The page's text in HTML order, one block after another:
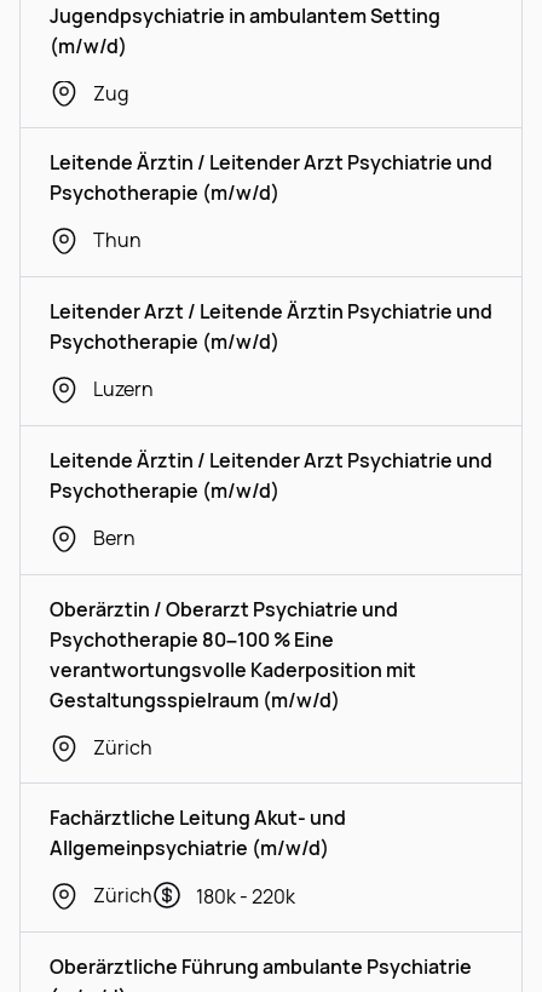
Jugendpsychiatrie in ambulantem Setting
(m/w/d)
Zug
Leitende Ärztin / Leitender Arzt Psychiatrie und
Psychotherapie (m/w/d)
Thun
Leitender Arzt / Leitende Ärztin Psychiatrie und
Psychotherapie (m/w/d)
Luzern
Leitende Ärztin / Leitender Arzt Psychiatrie und
Psychotherapie (m/w/d)
Bern
Oberärztin / Oberarzt Psychiatrie und
Psychotherapie 80–100 % Eine
verantwortungsvolle Kaderposition mit
Gestaltungsspielraum (m/w/d)
Zürich
Fachärztliche Leitung Akut- und
Allgemeinpsychiatrie (m/w/d)
Zürich
180k - 220k
Oberärztliche Führung ambulante Psychiatrie